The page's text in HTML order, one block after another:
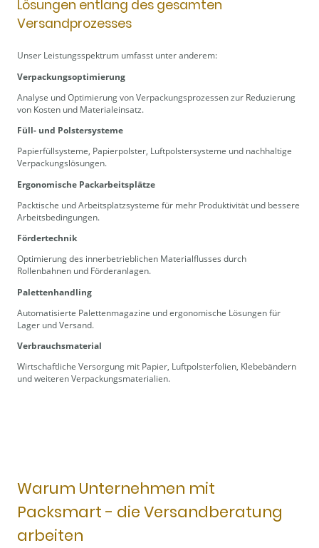
Lösungen entlang des gesamten
Versandprozesses
Unser Leistungsspektrum umfasst unter anderem:
Verpackungsoptimierung
Analyse und Optimierung von Verpackungsprozessen zur Reduzierung
von Kosten und Materialeinsatz.
Füll- und Polstersysteme
Papierfüllsysteme, Papierpolster, Luftpolstersysteme und nachhaltige
Verpackungslösungen.
Ergonomische Packarbeitsplätze
Packtische und Arbeitsplatzsysteme für mehr Produktivität und bessere
Arbeitsbedingungen.
Fördertechnik
Optimierung des innerbetrieblichen Materialflusses durch
Rollenbahnen und Förderanlagen.
Palettenhandling
Automatisierte Palettenmagazine und ergonomische Lösungen für
Lager und Versand.
Verbrauchsmaterial
Wirtschaftliche Versorgung mit Papier, Luftpolsterfolien, Klebebändern
und weiteren Verpackungsmaterialien.
Warum Unternehmen mit
Packsmart - die Versandberatung
arbeiten